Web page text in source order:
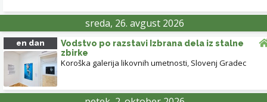
sreda, 26. avgust 2026
en dan
Vodstvo po razstavi Izbrana dela iz stalne
zbirke
Koroška galerija likovnih umetnosti, Slovenj Gradec